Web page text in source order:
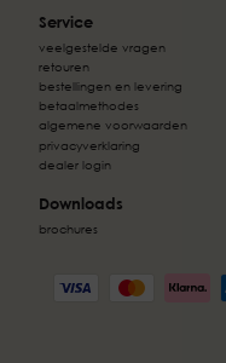
Service
veelgestelde vragen
retouren
bestellingen en levering
betaalmethodes
algemene voorwaarden
privacyverklaring
dealer login
Downloads
brochures